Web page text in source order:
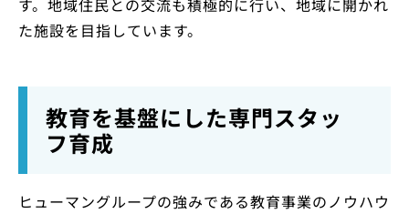
す。地域住民との交流も積極的に行い、地域に開かれ
た施設を目指しています。
教育を基盤にした専門スタッ
フ育成
ヒューマングループの強みである教育事業のノウハウ